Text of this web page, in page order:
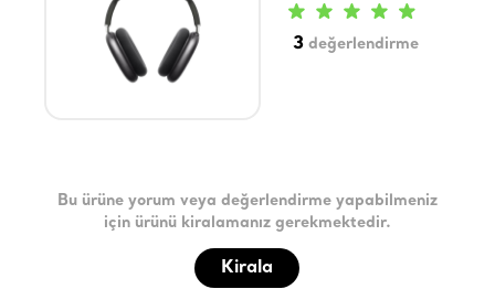
3değerlendirme
Bu ürüne yorum veya değerlendirme yapabilmeniz
için ürünü kiralamanız gerekmektedir.
Kirala